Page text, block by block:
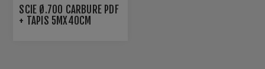
SCIE Ø.700 CARBURE PDF
+ TAPIS 5MX40CM